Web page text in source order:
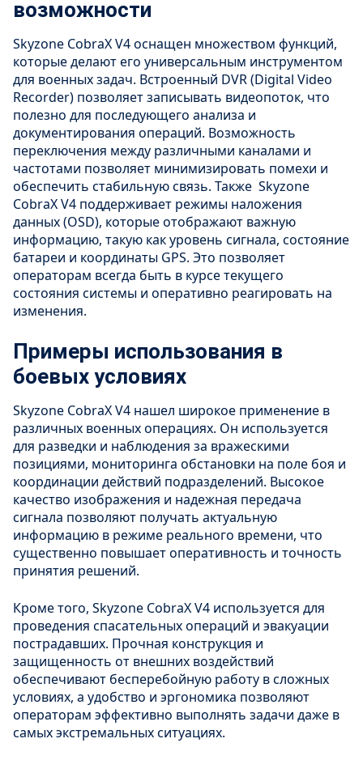
возможности
Skyzone CobraX V4 оснащен множеством функций,
которые делают его универсальным инструментом
для военных задач. Встроенный DVR (Digital Video
Recorder) позволяет записывать видеопоток, что
полезно для последующего анализа и
документирования операций. Возможность
переключения между различными каналами и
частотами позволяет минимизировать помехи и
обеспечить стабильную связь. Также Skyzone
CobraX V4 поддерживает режимы наложения
данных (OSD), которые отображают важную
информацию, такую как уровень сигнала, состояние
батареи и координаты GPS. Это позволяет
операторам всегда быть в курсе текущего
состояния системы и оперативно реагировать на
изменения.
Примеры использования в
боевых условиях
Skyzone CobraX V4 нашел широкое применение в
различных военных операциях. Он используется
для разведки и наблюдения за вражескими
позициями, мониторинга обстановки на поле боя и
координации действий подразделений. Высокое
качество изображения и надежная передача
сигнала позволяют получать актуальную
информацию в режиме реального времени, что
существенно повышает оперативность и точность
принятия решений.
Кроме того, Skyzone CobraX V4 используется для
проведения спасательных операций и эвакуации
пострадавших. Прочная конструкция и
защищенность от внешних воздействий
обеспечивают бесперебойную работу в сложных
условиях, а удобство и эргономика позволяют
операторам эффективно выполнять задачи даже в
самых экстремальных ситуациях.